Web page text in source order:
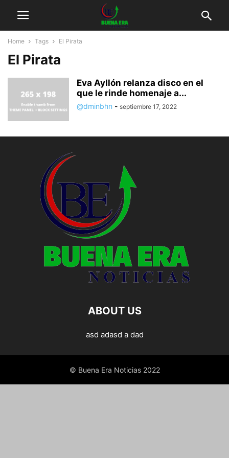
Home Tags El Pirata
El Pirata
Eva Ayllón relanza disco en el
que le rinde homenaje a...
@dminbhn - septiembre 17, 2022
ABOUT US
asd adasd a dad
© Buena Era Noticias 2022